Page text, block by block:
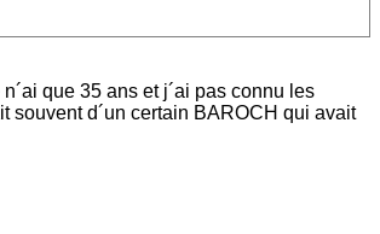
que 35 ans et j´ai pas connu les
souvent d´un certain BAROCH qui avait